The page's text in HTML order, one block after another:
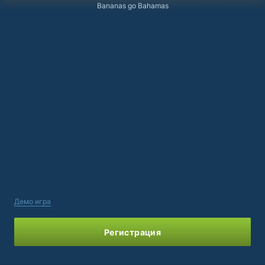
Bananas go Bahamas
Демо игра
Регистрация